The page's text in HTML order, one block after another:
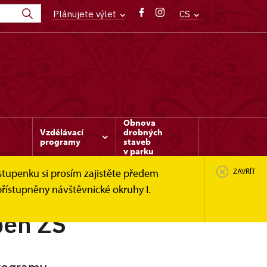
Plánujete výlet CS
Vzdělávací
programy
Obnova
drobných
staveb
v parku
si prosím zajistěte předem
návštěvnické okruhy I.
ZAVŘÍT
ZŠ